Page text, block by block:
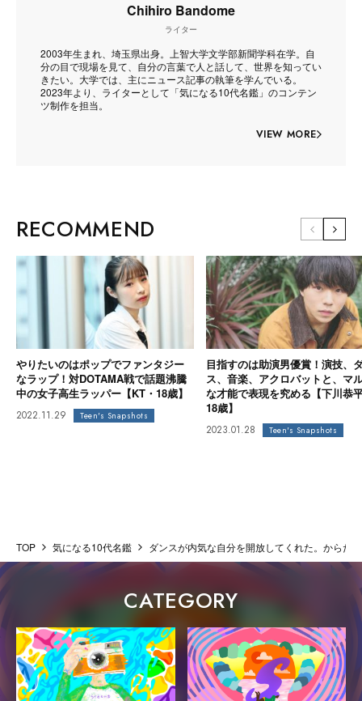
Chihiro Bandome
ライター
2003年生まれ、埼玉県出身。上智大学文学部新聞学科在学。自
分の目で現場を見て、自分の言葉で人と話して、世界を知ってい
きたい。大学では、主にニュース記事の執筆を学んでいる。
2023年より、ライターとして「気になる10代名鑑」のコンテン
ツ制作を担当。
VIEW MORE
RECOMMEND
やりたいのはポップでファンタジー
なラップ！対DOTAMA戦で話題沸騰
中の女子高生ラッパー【KT・18歳】
2022.11.29 Teen's Snapshots
目指すのは助演男優賞！演技、
ス、音楽、アクロバットと、マ
な才能で表現を究める【下川恭
18歳】
2023.01.28 Teen's Snapshots
TOP 気になる10代名鑑 ダンスが内気な自分を開放してくれた。からだ
CATEGORY